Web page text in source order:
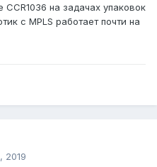
CCR1036 на задачах упаковок
с MPLS работает почти на
2019